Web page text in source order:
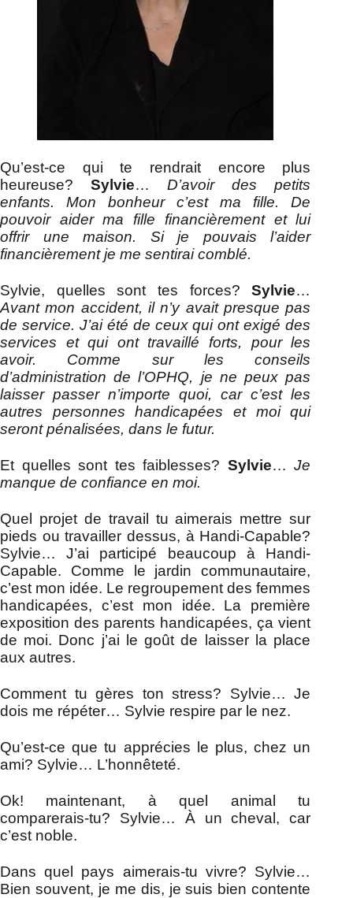
Qu’est-ce qui te rendrait encore plus
heureuse?Sylvie…D’avoir des petits
enfants. Mon bonheur c’est ma fille. De
pouvoir aider ma fille financièrement et lui
offrir une maison. Si je pouvais l’aider
financièrement je me sentirai comblé.
Sylvie, quelles sont tes forces?Sylvie…
Avant mon accident, il n’y avait presque pas
de service. J’ai été de ceux qui ont exigé des
services et qui ont travaillé forts, pour les
avoir. Comme sur les conseils
d’administration de l’OPHQ, je ne peux pas
laisser passer n’importe quoi, car c’est les
autres personnes handicapées et moi qui
seront pénalisées, dans le futur.
Et quelles sont tes faiblesses? Sylvie…Je
manque de confiance en moi.
Quel projet de travail tu aimerais mettre sur
pieds ou travailler dessus, à Handi-Capable?
Sylvie… J’ai participé beaucoup à Handi-
Capable. Comme le jardin communautaire,
c’est mon idée. Le regroupement des femmes
handicapées, c’est mon idée. La première
exposition des parents handicapées, ça vient
de moi. Donc j’ai le goût de laisser la place
aux autres.
Comment tu gères ton stress? Sylvie… Je
dois me répéter… Sylvie respire par le nez.
Qu’est-ce que tu apprécies le plus, chez un
ami? Sylvie… L’honnêteté.
Ok! maintenant, à quel animal tu
comparerais-tu? Sylvie… À un cheval, car
c’est noble.
Dans quel pays aimerais-tu vivre? Sylvie…
Bien souvent, je me dis, je suis bien contente